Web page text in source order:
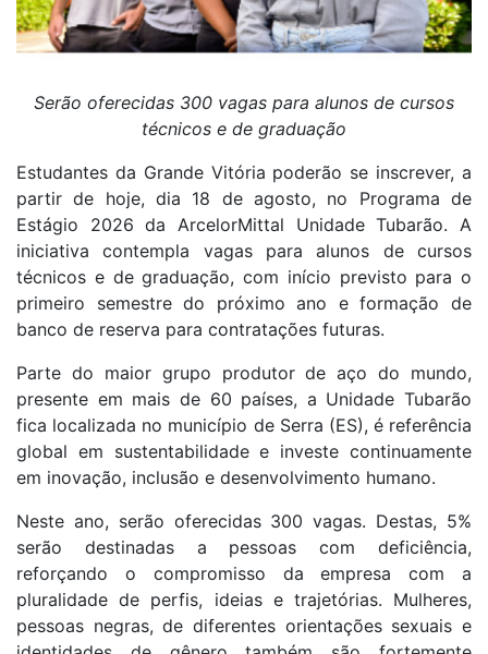
Serão oferecidas 300 vagas para alunos de cursos
técnicos e de graduação
Estudantes da Grande Vitória poderão se inscrever, a
partir de hoje, dia 18 de agosto, no Programa de
Estágio 2026 da ArcelorMittal Unidade Tubarão. A
iniciativa contempla vagas para alunos de cursos
técnicos e de graduação, com início previsto para o
primeiro semestre do próximo ano e formação de
banco de reserva para contratações futuras.
Parte do maior grupo produtor de aço do mundo,
presente em mais de 60 países, a Unidade Tubarão
fica localizada no município de Serra (ES), é referência
global em sustentabilidade e investe continuamente
em inovação, inclusão e desenvolvimento humano.
Neste ano, serão oferecidas 300 vagas. Destas, 5%
serão destinadas a pessoas com deficiência,
reforçando o compromisso da empresa com a
pluralidade de perfis, ideias e trajetórias. Mulheres,
pessoas negras, de diferentes orientações sexuais e